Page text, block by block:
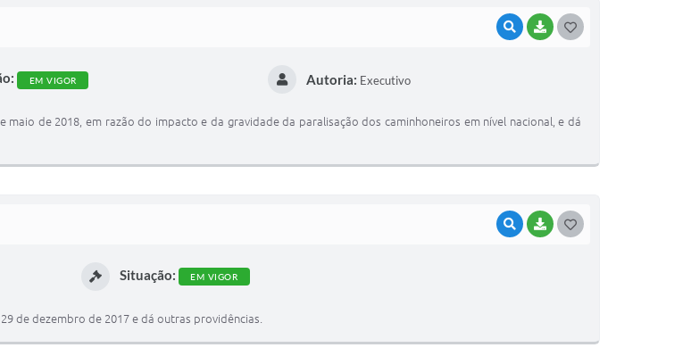
VISUALIZAR
BAIXAR
I
EM VIGOR Autoria: Executivo
de 2018, em razão do impacto e da gravidade da paralisação dos caminhoneiros em nível nacional, e dá
VISUALIZAR
BAIXAR
Situação: EM VIGOR
de dezembro de 2017 e dá outras providências.